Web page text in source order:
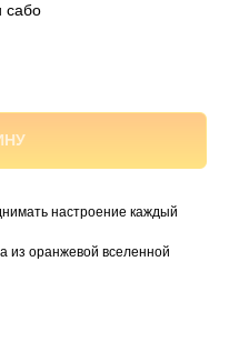
сабо
настроение каждый
из оранжевой вселенной